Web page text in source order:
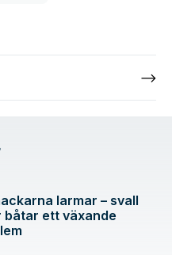
larmar – svall
båtar ett växande